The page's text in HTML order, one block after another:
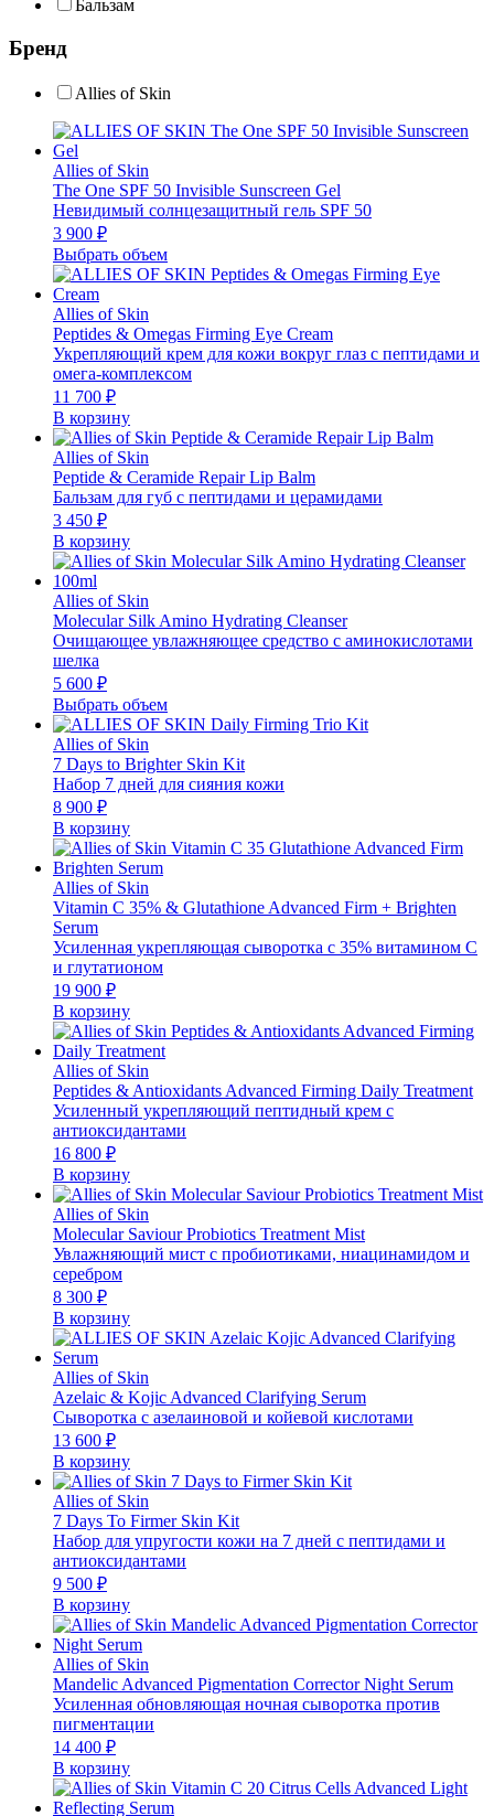
Бальзам
Бренд
Allies of Skin
Allies of Skin
The One SPF 50 Invisible Sunscreen Gel
Невидимый солнцезащитный гель SPF 50
3 900 ₽
Выбрать объем
Allies of Skin
Peptides & Omegas Firming Eye Cream
Укрепляющий крем для кожи вокруг глаз с пептидами и
омега-комплексом
11 700 ₽
В корзину
Allies of Skin
Peptide & Ceramide Repair Lip Balm
Бальзам для губ с пептидами и церамидами
3 450 ₽
В корзину
Allies of Skin
Molecular Silk Amino Hydrating Cleanser
Очищающее увлажняющее средство с аминокислотами
шелка
5 600 ₽
Выбрать объем
Allies of Skin
7 Days to Brighter Skin Kit
Набор 7 дней для сияния кожи
8 900 ₽
В корзину
Allies of Skin
Vitamin C 35% & Glutathione Advanced Firm + Brighten
Serum
Усиленная укрепляющая сыворотка с 35% витамином С
и глутатионом
19 900 ₽
В корзину
Allies of Skin
Peptides & Antioxidants Advanced Firming Daily Treatment
Усиленный укрепляющий пептидный крем с
антиоксидантами
16 800 ₽
В корзину
Allies of Skin
Molecular Saviour Probiotics Treatment Mist
Увлажняющий мист с пробиотиками, ниацинамидом и
серебром
8 300 ₽
В корзину
Allies of Skin
Azelaic & Kojic Advanced Clarifying Serum
Сыворотка с азелаиновой и койевой кислотами
13 600 ₽
В корзину
Allies of Skin
7 Days To Firmer Skin Kit
Набор для упругости кожи на 7 дней с пептидами и
антиоксидантами
9 500 ₽
В корзину
Allies of Skin
Mandelic Advanced Pigmentation Corrector Night Serum
Усиленная обновляющая ночная сыворотка против
пигментации
14 400 ₽
В корзину